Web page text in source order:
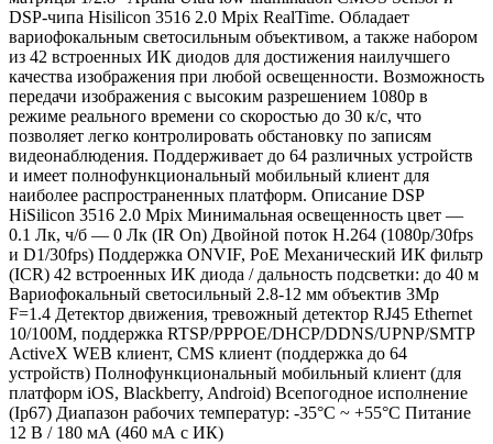
DSP-чипа Hisilicon 3516 2.0 Mpix RealTime. Обладает
вариофокальным светосильным объективом, а также набором
из 42 встроенных ИК диодов для достижения наилучшего
качества изображения при любой освещенности. Возможность
передачи изображения с высоким разрешением 1080р в
режиме реального времени со скоростью до 30 к/с, что
позволяет легко контролировать обстановку по записям
видеонаблюдения. Поддерживает до 64 различных устройств
и имеет полнофункциональный мобильный клиент для
наиболее распространенных платформ. Описание DSP
HiSilicon 3516 2.0 Mpix Минимальная освещенность цвет —
0.1 Лк, ч/б — 0 Лк (IR On) Двойной поток H.264 (1080p/30fps
и D1/30fps) Поддержка ONVIF, PoE Механический ИК фильтр
(ICR) 42 встроенных ИК диода / дальность подсветки: до 40 м
Вариофокальный светосильный 2.8-12 мм объектив 3Mp
F=1.4 Детектор движения, тревожный детектор RJ45 Ethernet
10/100M, поддержка RTSP/PPPOE/DHCP/DDNS/UPNP/SMTP
ActiveX WEB клиент, CMS клиент (поддержка до 64
устройств) Полнофункциональный мобильный клиент (для
платформ iOS, Blackberry, Android) Всепогодное исполнение
(Ip67) Диапазон рабочих температур: -35°C ~ +55°C Питание
12 В / 180 мА (460 мА с ИК)